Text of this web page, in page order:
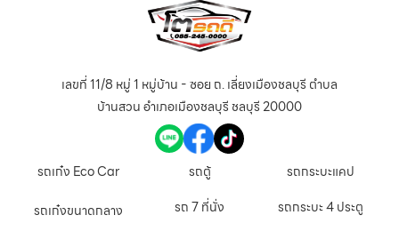
เลขที่ 11/8 หมู่ 1 หมู่บ้าน - ซอย ถ. เลี่ยงเมืองชลบุรี ตำบล
บ้านสวน อำเภอเมืองชลบุรี ชลบุรี 20000
รถเก๋ง Eco Car
รถเก๋งขนาดกลาง
รถตู้
รถ 7 ที่นั่ง
รถกระบะแคป
รถกระบะ 4 ประตู